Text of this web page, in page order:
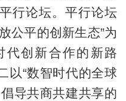
行论坛。平行论坛
公平的创新生态”为
代创新合作的新路
以“数智时代的全球
导共商共建共享的